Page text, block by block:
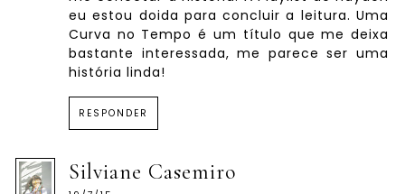
eu estou doida para concluir a leitura. Uma
Curva no Tempo é um título que me deixa
bastante interessada, me parece ser uma
história linda!
RESPONDER
Silviane Casemiro